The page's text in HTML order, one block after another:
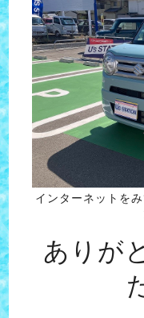
インターネットを
ありが